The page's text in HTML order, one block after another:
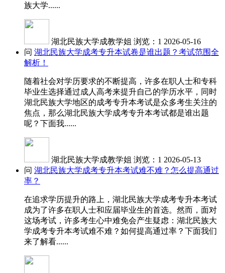
族大学......
湖北民族大学成教学姐 浏览：1 2026-05-16
问 湖北民族大学成考专升本试卷是谁出题？考试范围全
解析！
随着社会对学历要求的不断提高，许多在职人士和专科
毕业生选择通过成人高考来提升自己的学历水平，同时
湖北民族大学地区的成考专升本考试是众多考生关注的
焦点，那么湖北民族大学成考专升本考试都是谁出题
呢？下面我......
湖北民族大学成教学姐 浏览：1 2026-05-13
问 湖北民族大学成考专升本考试难不难？怎么提高通过
率？
在追求学历提升的路上，湖北民族大学成考专升本考试
成为了许多在职人士和应届毕业生的首选。然而，面对
这场考试，许多考生心中难免会产生疑虑：湖北民族大
学成考专升本考试难不难？如何提高通过率？下面我们
来了解看......